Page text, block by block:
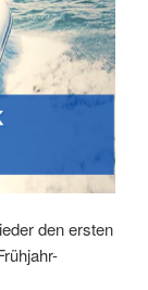
den ersten